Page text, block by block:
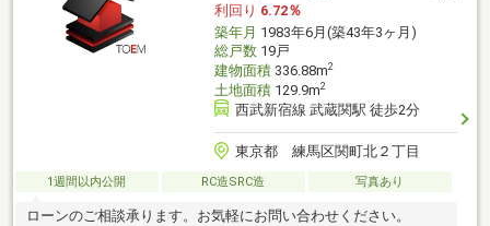
利回り 6.72％
築年月 1983年6月(築43年3ヶ月)
総戸数19戸
建物面積336.88m2
土地面積129.9m2
西武新宿線 武蔵関駅 徒歩2分
東京都 練馬区関町北２丁目
1週間以内公開 RC造SRC造 写真あり
ローンのご相談承ります。お気軽にお問い合わせください。